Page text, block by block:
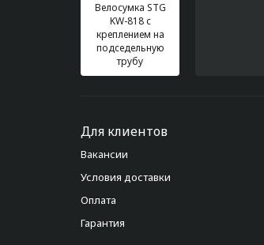
Велосумка STG
KW-818 с
креплением на
подседельную
трубу
Для клиентов
Вакансии
Условия доставки
Оплата
Гарантия